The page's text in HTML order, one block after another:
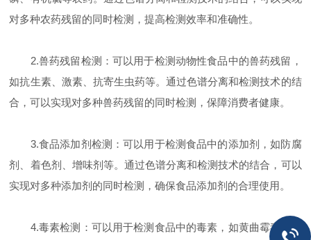
对多种农药残留的同时检测，提高检测效率和准确性。
2.兽药残留检测：可以用于检测动物性食品中的兽药残留，
如抗生素、激素、抗寄生虫药等。通过色谱分离和检测技术的结
合，可以实现对多种兽药残留的同时检测，保障消费者健康。
3.食品添加剂检测：可以用于检测食品中的添加剂，如防腐
剂、着色剂、增味剂等。通过色谱分离和检测技术的结合，可以
实现对多种添加剂的同时检测，确保食品添加剂的合理使用。
4.毒素检测：可以用于检测食品中的毒素，如黄曲霉毒素、